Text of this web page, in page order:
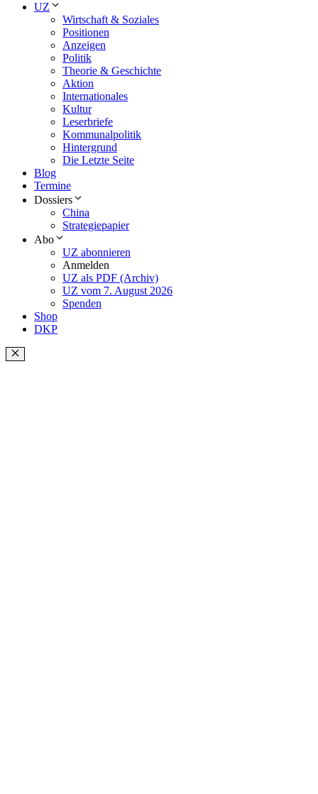
UZ
Wirtschaft & Soziales
Positionen
Anzeigen
Politik
Theorie & Geschichte
Aktion
Internationales
Kultur
Leserbriefe
Kommunalpolitik
Hintergrund
Die Letzte Seite
Blog
Termine
Dossiers
China
Strategiepapier
Abo
UZ abonnieren
Anmelden
UZ als PDF (Archiv)
UZ vom 7. August 2026
Spenden
Shop
DKP
Schließen